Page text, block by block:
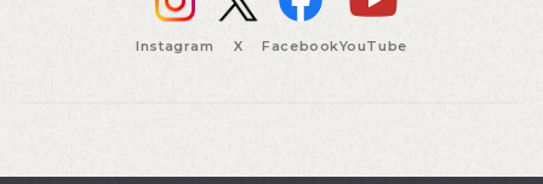
Instagram X FacebookYouTube